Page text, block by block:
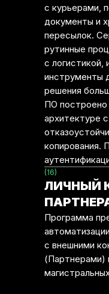
с курьерами,
документы и
пересылок.
рутинные
с логистикой,
инструменты
решения
ПО построено
архитектуре
копирования.
(16)
ЛИЧНЫЙ
Программа
с внешними
(Партнерами)